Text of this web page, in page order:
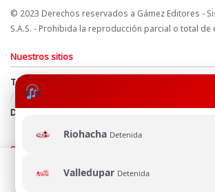
Riohacha Detenida
Valledupar Detenida
© 2023 Derechos reservados a Gámez Editores -
S.A.S. - Prohibida la reproducción parcial o total de
Nuestros sitios
Términos y Condiciones
Derechos de Autor y
Política de uso de cookies
Política de
Directrices Editoriales
Síguenos
Esta página web usa cookie para mejorar
navegación, al continuar aceptas nuestra